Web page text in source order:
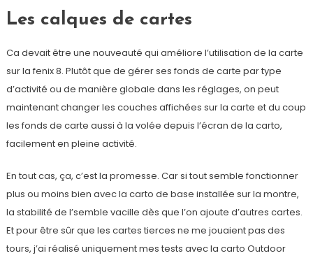
Les calques de cartes
Ca devait être une nouveauté qui améliore l’utilisation de la carte
sur la fenix 8. Plutôt que de gérer ses fonds de carte par type
d’activité ou de manière globale dans les réglages, on peut
maintenant changer les couches affichées sur la carte et du coup
les fonds de carte aussi à la volée depuis l’écran de la carto,
facilement en pleine activité.
En tout cas, ça, c’est la promesse. Car si tout semble fonctionner
plus ou moins bien avec la carto de base installée sur la montre,
la stabilité de l’semble vacille dès que l’on ajoute d’autres cartes.
Et pour être sûr que les cartes tierces ne me jouaient pas des
tours, j’ai réalisé uniquement mes tests avec la carto Outdoor